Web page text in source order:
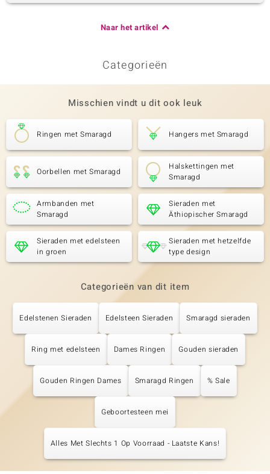
Naar het artikel
Categorieën
Misschien vindt u dit ook leuk
Ringen met Smaragd Hangers met Smaragd
Oorbellen met Smaragd
Halskettingen met
Smaragd
Armbanden met
Smaragd
Sieraden met
Äthiopischer Smaragd
Sieraden met edelsteen
in groen
Sieraden met hetzelfde
type design
Categorieën van dit item
Edelstenen Sieraden Edelsteen Sieraden Smaragd sieraden
Ring met edelsteen Dames Ringen Gouden sieraden
Gouden Ringen Dames Smaragd Ringen % Sale
Geboortesteen mei
Alles Met Slechts 1 Op Voorraad - Laatste Kans!